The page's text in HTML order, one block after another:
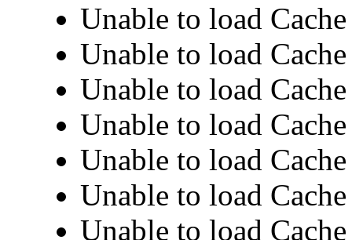
Unable to load
Unable to load
Unable to load
Unable to load
Unable to load
Unable to load
Unable to load